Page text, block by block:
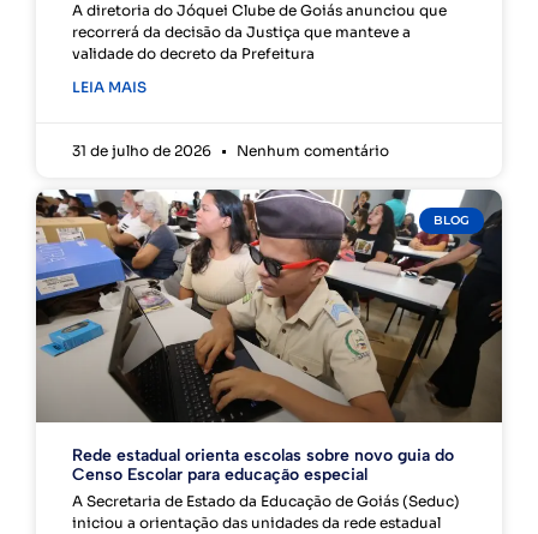
A diretoria do Jóquei Clube de Goiás anunciou que
recorrerá da decisão da Justiça que manteve a
validade do decreto da Prefeitura
LEIA MAIS
31 de julho de 2026 Nenhum comentário
BLOG
Rede estadual orienta escolas sobre novo guia do
Censo Escolar para educação especial
A Secretaria de Estado da Educação de Goiás (Seduc)
iniciou a orientação das unidades da rede estadual